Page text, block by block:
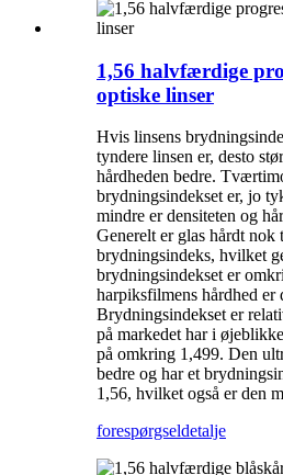
1,56 halvfærdige
optiske linser
Hvis linsens
tyndere linsen er, desto
hårdheden bedre.
brydningsindekset er, jo
mindre er densiteten og
Generelt er glas hårdt nok
brydningsindeks, hvilket
brydningsindekset er
harpiksfilmens hårdhed er
Brydningsindekset er
på markedet har i
på omkring 1,499. Den
bedre og har et
1,56, hvilket også er den
forespørgseldetalje